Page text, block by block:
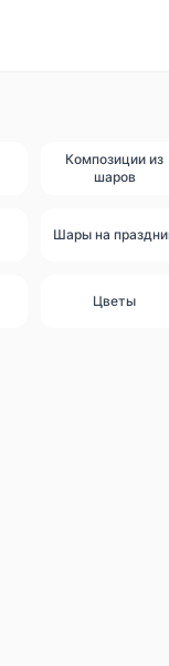
Композиции из
шаров
Шары на
Цветы